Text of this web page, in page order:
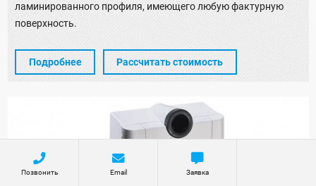
ламинированного профиля, имеющего любую фактурную
поверхность.
Подробнее Рассчитать стоимость
Позвонить Email Заявка